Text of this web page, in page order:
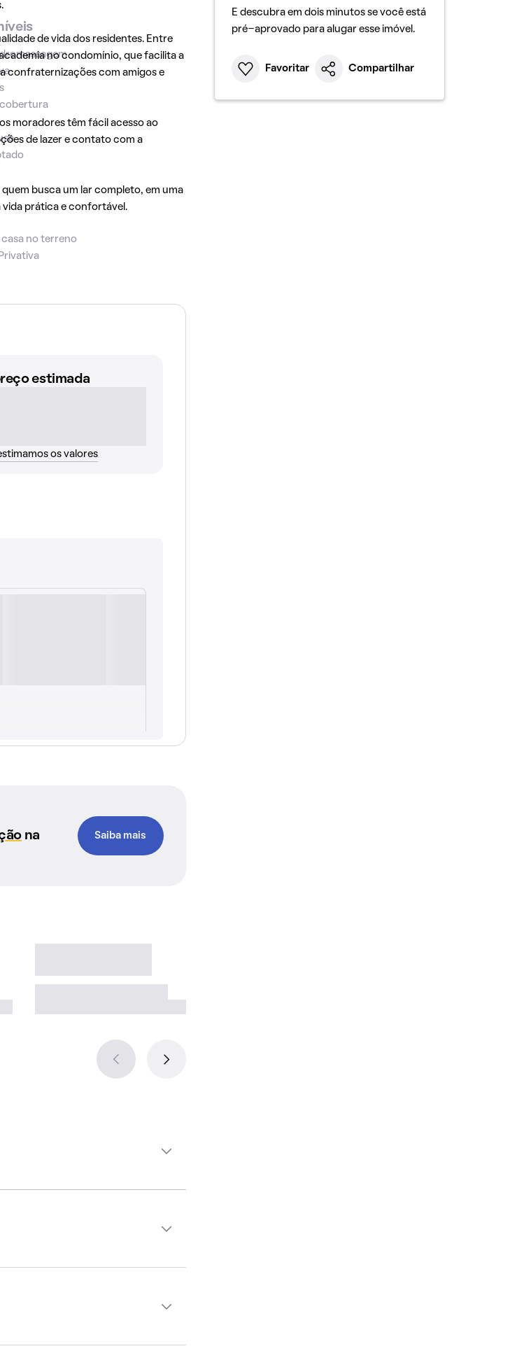
de vida dos residentes. Entre
no condomínio, que facilita a
confraternizações com amigos e
moradores têm fácil acesso ao
de lazer e contato com a
busca um lar completo, em uma
vida prática e confortável.
no terreno
estimada
os valores
na
Saiba mais
E descubra em dois minutos se você está
pré-aprovado para alugar esse imóvel.
Favoritar Compartilhar